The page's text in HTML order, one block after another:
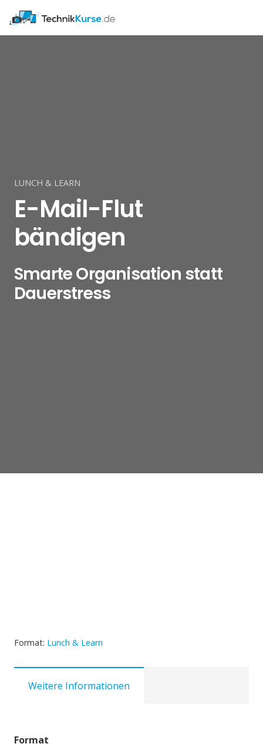
LUNCH & LEARN
E-Mail-Flut
bändigen
Smarte Organisation statt
Dauerstress
Format: Lunch & Learn
Weitere Informationen
Format